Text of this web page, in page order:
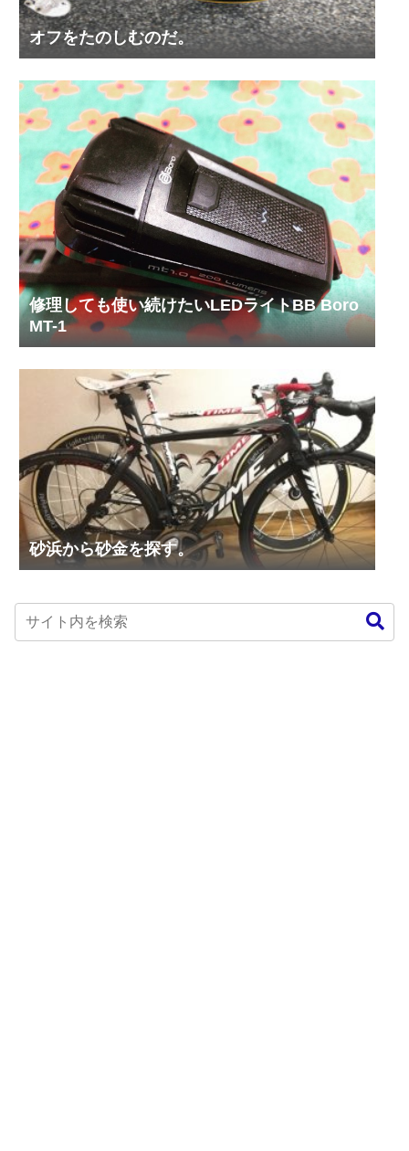
オフをたのしむのだ。
修理しても使い続けたいLEDライトBB Boro
MT-1
砂浜から砂金を探す。